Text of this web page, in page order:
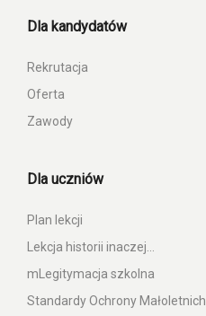
Dla kandydatów
Rekrutacja
Oferta
Zawody
Dla uczniów
Plan lekcji
Lekcja historii inaczej…
mLegitymacja szkolna
Standardy Ochrony Małoletnich